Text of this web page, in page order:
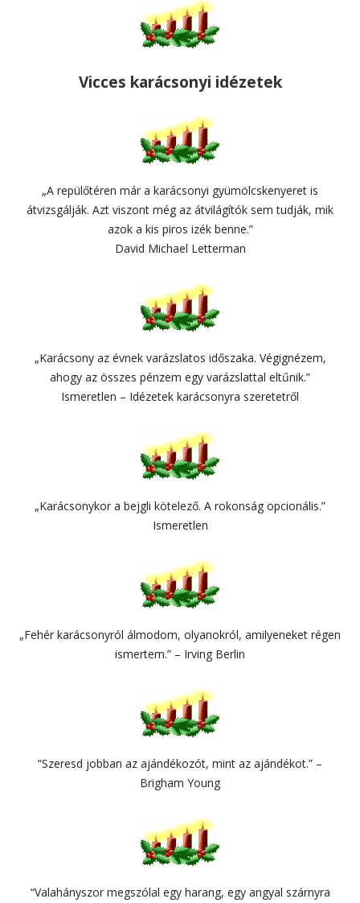
Vicces karácsonyi idézetek
„A repülőtéren már a karácsonyi gyümölcskenyeret is
átvizsgálják. Azt viszont még az átvilágítók sem tudják, mik
azok a kis piros izék benne.”
David Michael Letterman
„Karácsony az évnek varázslatos időszaka. Végignézem,
ahogy az összes pénzem egy varázslattal eltűnik.”
Ismeretlen – Idézetek karácsonyra szeretetről
„Karácsonykor a bejgli kötelező. A rokonság opcionális.”
Ismeretlen
„Fehér karácsonyról álmodom, olyanokról, amilyeneket régen
ismertem.” – Irving Berlin
“Szeresd jobban az ajándékozót, mint az ajándékot.” –
Brigham Young
“Valahányszor megszólal egy harang, egy angyal szárnyra